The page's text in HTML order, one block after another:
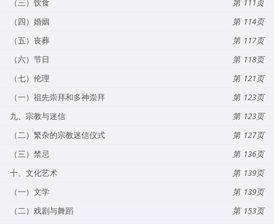
（三）饮食
111
（四）婚姻
114
（五）丧葬
117
（六）节日
118
（七）伦理
121
（一）祖先崇拜和多神崇拜
123
九、宗教与迷信
123
（二）繁杂的宗教迷信仪式
127
（三）禁忌
136
十、文化艺术
139
（一）文学
139
（二）戏剧与舞蹈
153